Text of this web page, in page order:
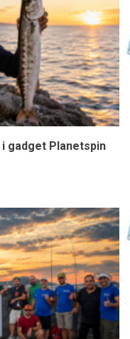
gadget Planetspin